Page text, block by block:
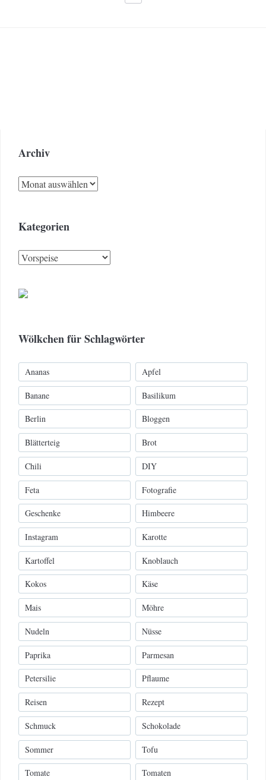
Archiv
Archiv
Kategorien
Kategorien
Wölkchen für Schlagwörter
Ananas Apfel
Banane Basilikum
Berlin Bloggen
Blätterteig Brot
Chili DIY
Feta Fotografie
Geschenke Himbeere
Instagram Karotte
Kartoffel Knoblauch
Kokos Käse
Mais Möhre
Nudeln Nüsse
Paprika Parmesan
Petersilie Pflaume
Reisen Rezept
Schmuck Schokolade
Sommer Tofu
Tomate Tomaten